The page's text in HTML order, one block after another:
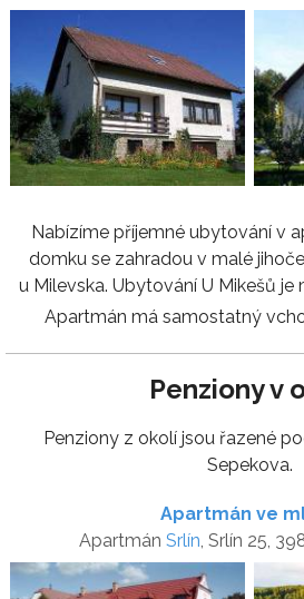
Nabízíme příjemné ubytování v
domku se zahradou v malé
u Milevska. Ubytování U Mikešů
Apartmán má samostatný
Penziony v
Penziony z okolí jsou řazené
Sepekova.
Apartmán ve
Apartmán Srlín, Srlín 25,